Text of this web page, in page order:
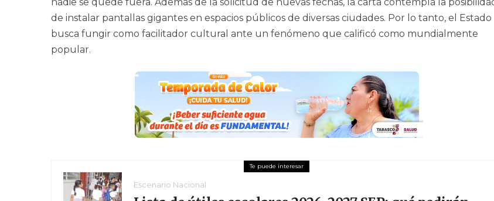
de instalar pantallas gigantes en espacios públicos de diversas ciudades. Por lo tanto, el Estado
busca fungir como facilitador cultural ante un fenómeno que calificó como mundialmente
popular.
Escenario Nacional